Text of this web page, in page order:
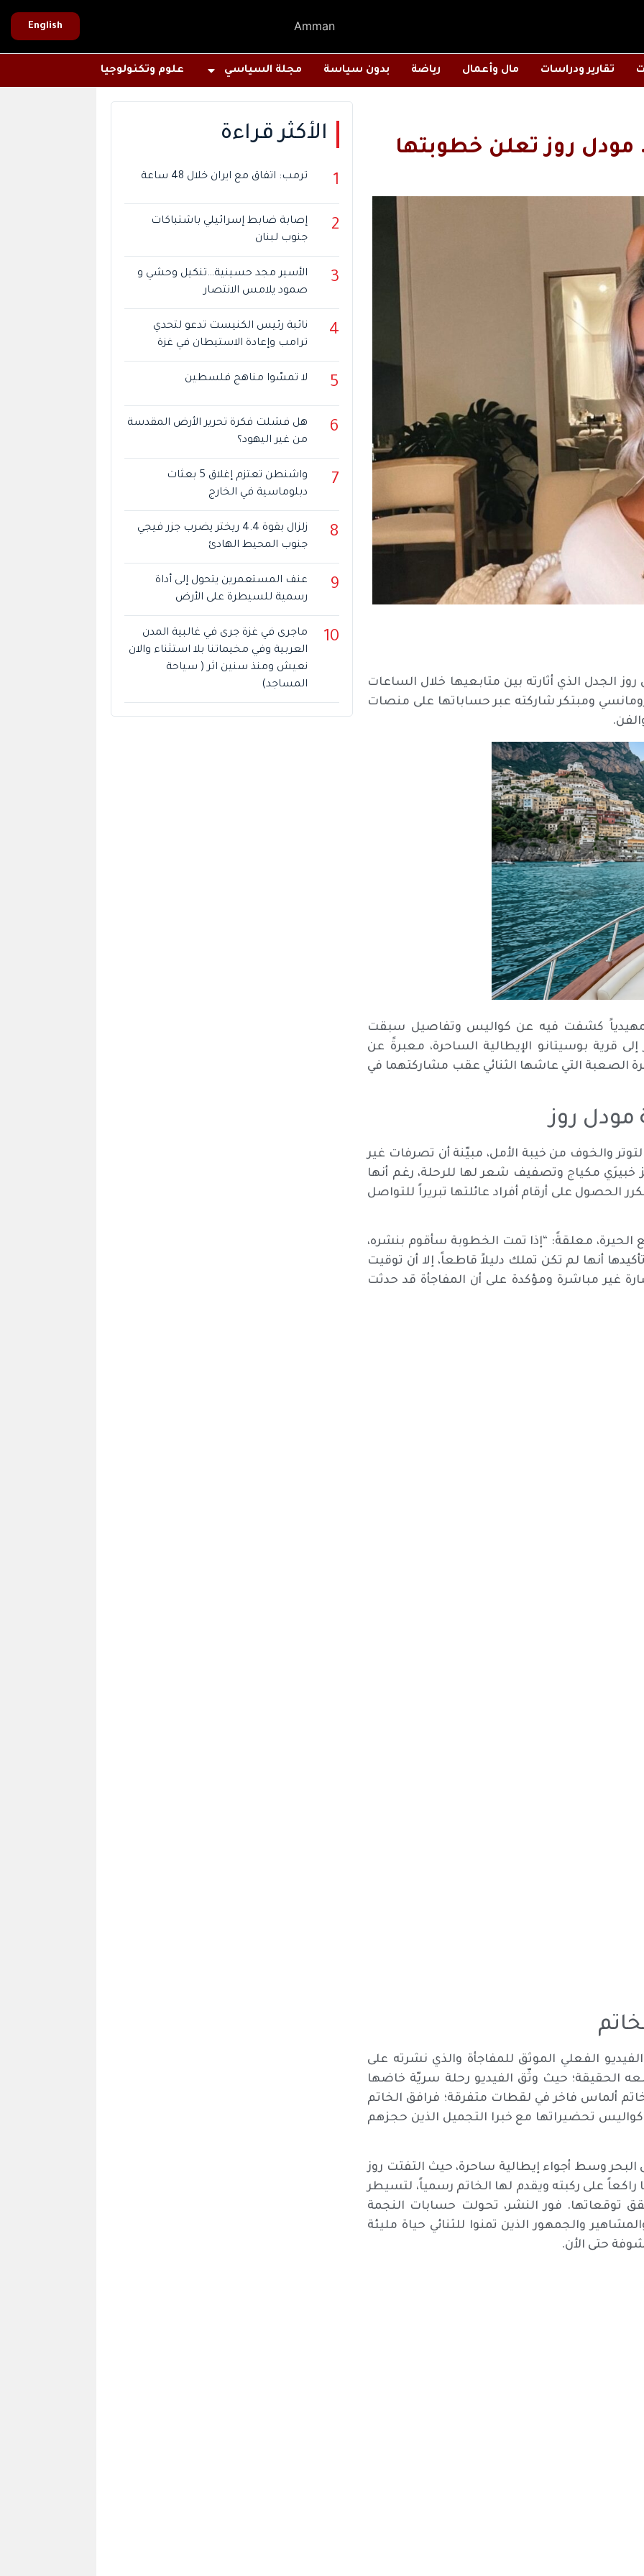
Amman
English
تقارير ودراسات مال وأعمال رياضة بدون سياسة مجلة السياسي علوم وتكنولوجيا
روز تعلن خطوبتها
الجدل الذي أثارته بين متابعيها خلال الساعات
ومبتكر شاركته عبر حساباتها على منصات
كشفت فيه عن كواليس وتفاصيل سبقت
قرية بوسيتانو الإيطالية الساحرة، معبرةً عن
الصعبة التي عاشها الثنائي عقب مشاركتهما في
مودل روز
والخوف من خيبة الأمل، مبيّنة أن تصرفات غير
خبيرَي مكياج وتصفيف شعر لها للرحلة، رغم أنها
الحصول على أرقام أفراد عائلتها تبريراً للتواصل
معلقةً: “إذا تمت الخطوبة سأقوم بنشره،
أنها لم تكن تملك دليلاً قاطعاً، إلا أن توقيت
غير مباشرة ومؤكدة على أن المفاجأة قد حدثت
الفعلي الموثق للمفاجأة والذي نشرته على
الحقيقة؛ حيث وثّق الفيديو رحلة سريّة خاضها
ألماس فاخر في لقطات متفرقة؛ فرافق الخاتم
كواليس تحضيراتها مع خبرا التجميل الذين حجزهم
وسط أجواء إيطالية ساحرة، حيث التفتت روز
على ركبته ويقدم لها الخاتم رسمياً، لتسيطر
توقعاتها. فور النشر، تحولت حسابات النجمة
والجمهور الذين تمنوا للثنائي حياة مليئة
حتى الأن.
الأكثر قراءة
1 ترمب: اتفاق مع ايران خلال 48 ساعة
2
إصابة ضابط إسرائيلي باشتباكات
جنوب لبنان
3
الأسير مجد حسينية…تنكيل وحشي و
صمود يلامس الانتصار
4
نائبة رئيس الكنيست تدعو لتحدي
ترامب وإعادة الاستيطان في غزة
5 لا تمسّوا مناهج فلسطين
6
هل فشلت فكرة تحرير الأرض المقدسة
من غير اليهود؟
7
واشنطن تعتزم إغلاق 5 بعثات
دبلوماسية في الخارج
8
زلزال بقوة 4.4 ريختر يضرب جزر فيجي
جنوب المحيط الهادئ
9
عنف المستعمرين يتحول إلى أداة
رسمية للسيطرة على الأرض
10
ماجرى في غزة جرى في غالبية المدن
العربية وفي مخيماتنا بلا استثناء والان
نعيش ومنذ سنين اثر ( سياحة
المساجد)